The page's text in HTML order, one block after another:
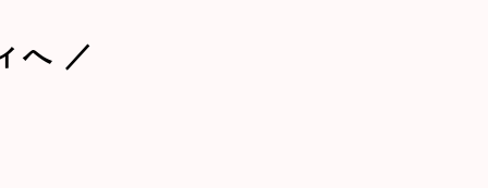
へ ／